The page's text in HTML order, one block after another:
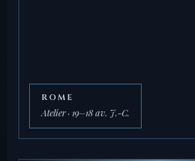
ROME
Atelier · 19–18 av. J.-C.